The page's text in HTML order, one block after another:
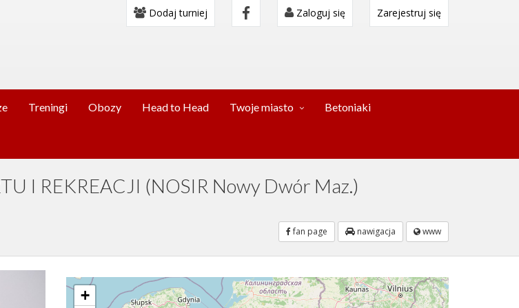
Dodaj turniej Zaloguj się Zarejestruj się
Treningi Obozy Head to Head Twoje miasto Betoniaki
I REKREACJI (NOSIR Nowy Dwór Maz.)
fan page nawigacja www
+